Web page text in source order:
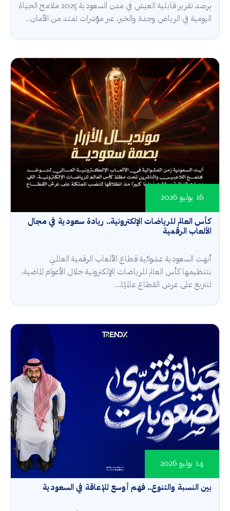
يرصد تقرير قابلية العيش في مدن السعودية 2025 ملامح الحياة
اليومية في الرياض وجدة والخبر، عبر مؤشرات تمتد من الأمان...
كأس العالم للرياضات الإلكترونية.. ريادة سعودية في مجال
الألعاب الرقمية
16 يوليو 2026
أنهت السعودية عشوائية قطاع الألعاب الرقمية العالمي
بتنظيمها كأس العالم للرياضات الإلكترونية خلال الأعوام الماضية،
لتتربع على عرش القطاع عالميًا،...
بين النسبة والتنوع.. فهم أوسع للإعاقة في السعودية
14 يوليو 2026